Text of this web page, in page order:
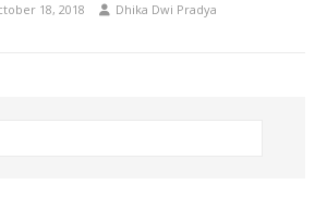
18, 2018 Dhika Dwi Pradya